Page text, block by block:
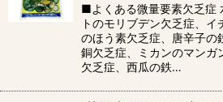
■よくある微量要素欠乏症
トのモリブデン欠乏症、
のほう素欠乏症、唐辛子の
銅欠乏症、ミカンのマンガ
欠乏症、西瓜の鉄…